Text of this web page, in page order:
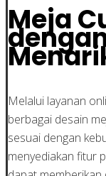
Meja
Melalui layanan
berbagai desain
sesuai dengan
menyediakan fitur